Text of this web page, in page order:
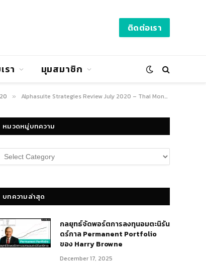
ติดต่อเรา
รา มุมสมาชิก
» Alphasuite Strategies Review July 2020 – Thai Month – SiamQuant
หมวดหมู่บทความ
หมวด
บทความล่าสุด
กลยุทธ์​จัดพอร์ตการลงทุนอมตะนิรัน
ดร์กาล Permanent Portfolio
ของ Harry Browne
December 17, 2025